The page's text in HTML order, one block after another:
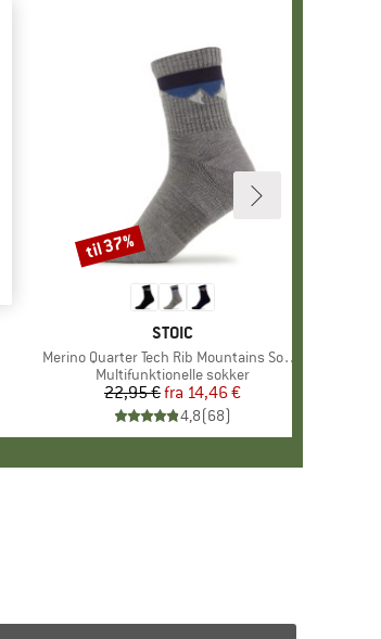
MÆRKE
STOIC
Artikel
Merino Quarter Tech Rib Mountains Socks
Produktgruppe
Multifunktionelle sokker
Pris
22,95 € Nedsat pris
fra 14,46 €
4,8(68)
Rabat
til 37%